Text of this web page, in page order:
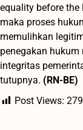
equality before
maka proses
memulihkan
penegakan
integritas
tutupnya. (RN-BE)
Post Views: 279